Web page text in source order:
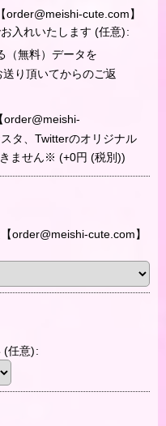
order@meishi-cute.com】
入れいたします (任意):
（無料）データを
り頂いてからのご返
order@meishi-
タ、Twitterのオリジナル
ません※ (+0円 (税別))
order@meishi-cute.com】
(任意):